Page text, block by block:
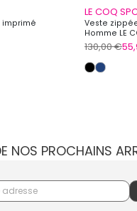
imprimé
LE COQ
Veste
Homme LE
130,00 €
NOS PROCHAINS